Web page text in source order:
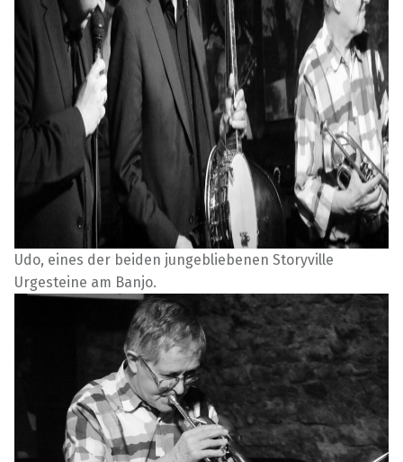
Udo, eines der beiden jungebliebenen Storyville
Urgesteine am Banjo.